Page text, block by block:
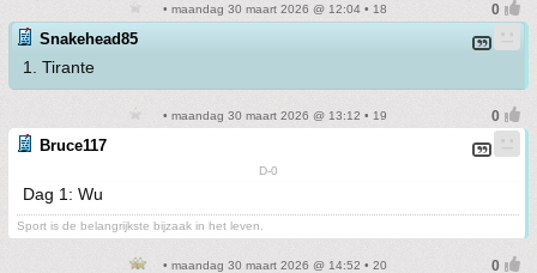
• maandag 30 maart 2026 @ 12:04 • 18
Snakehead85
1. Tirante
• maandag 30 maart 2026 @ 13:12 • 19
Bruce117
D-0
Dag 1: Wu
Sport is de belangrijkste bijzaak in het leven.
• maandag 30 maart 2026 @ 14:52 • 20